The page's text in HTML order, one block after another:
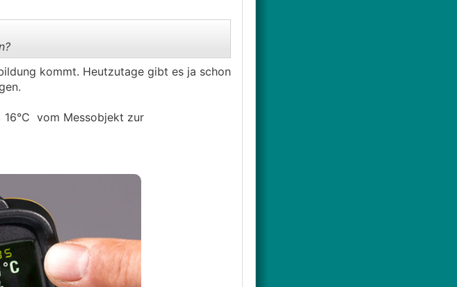
kommt. Heutzutage gibt es ja schon
16°C vom Messobjekt zur